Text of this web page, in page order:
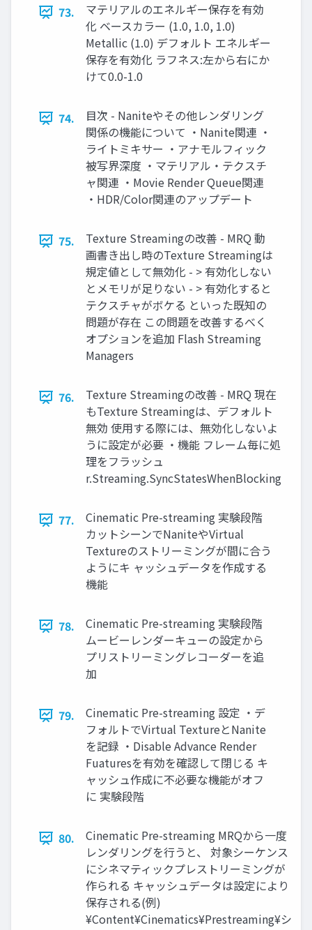
73.
マテリアルのエネルギー保存を有効
化 ベースカラー (1.0, 1.0, 1.0)
Metallic (1.0) デフォルト エネルギー
保存を有効化 ラフネス:左から右にか
けて0.0-1.0
74.
目次 - Naniteやその他レンダリング
関係の機能について ・Nanite関連 ・
ライトミキサー ・アナモルフィック
被写界深度 ・マテリアル・テクスチ
ャ関連 ・Movie Render Queue関連
・HDR/Color関連のアップデート
75.
Texture Streamingの改善 - MRQ 動
画書き出し時のTexture Streamingは
規定値として無効化 - > 有効化しない
とメモリが足りない - > 有効化すると
テクスチャがボケる といった既知の
問題が存在 この問題を改善するべく
オプションを追加 Flash Streaming
Managers
76.
Texture Streamingの改善 - MRQ 現在
もTexture Streamingは、デフォルト
無効 使用する際には、無効化しないよ
うに設定が必要 ・機能 フレーム毎に処
理をフラッシュ
r.Streaming.SyncStatesWhenBlocking
77.
Cinematic Pre-streaming 実験段階
カットシーンでNaniteやVirtual
Textureのストリーミングが間に合う
ようにキ ャッシュデータを作成する
機能
78.
Cinematic Pre-streaming 実験段階
ムービーレンダーキューの設定から
プリストリーミングレコーダーを追
加
79.
Cinematic Pre-streaming 設定 ・デ
フォルトでVirtual TextureとNanite
を記録 ・Disable Advance Render
Fuaturesを有効を確認して閉じる キ
ャッシュ作成に不必要な機能がオフ
に 実験段階
80.
Cinematic Pre-streaming MRQから一度
レンダリングを行うと、 対象シーケンス
にシネマティックプレストリーミングが
作られる キャッシュデータは設定により
保存される(例)
¥Content¥Cinematics¥Prestreaming¥シ